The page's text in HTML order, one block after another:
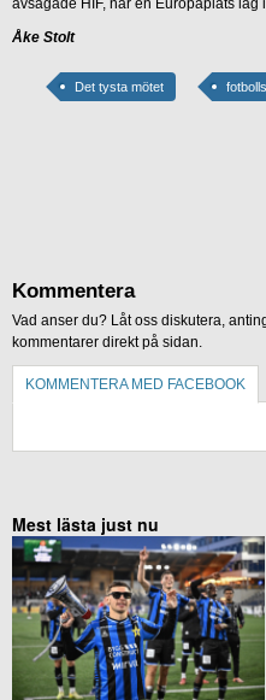
avsågade HIF, när en Europaplats låg
Åke Stolt
Det tysta mötet
Kommentera
Vad anser du? Låt oss diskutera,
kommentarer direkt på sidan.
KOMMENTERA MED FACEBOOK
Mest lästa just nu